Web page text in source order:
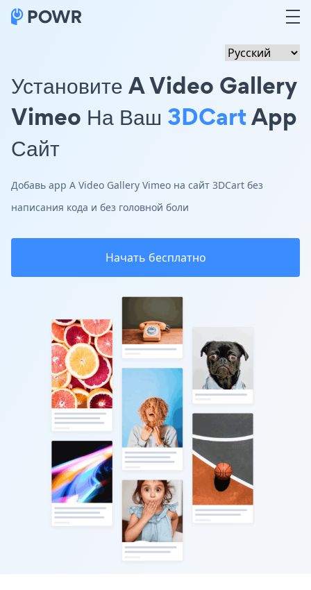
Установите A Video Gallery
Vimeo На Ваш 3DCartApp
Сайт
Добавь app A Video Gallery Vimeo на сайт 3DCart без
написания кода и без головной боли
Начать бесплатно